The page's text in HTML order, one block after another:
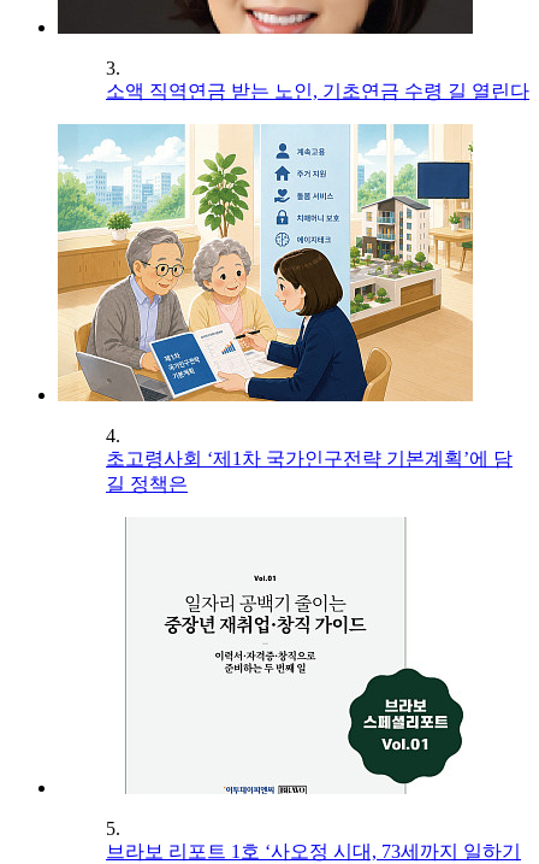
3.
소액 직역연금 받는 노인, 기초연금 수령 길 열린다
4.
초고령사회 ‘제1차 국가인구전략 기본계획’에 담
길 정책은
5.
브라보 리포트 1호 ‘사오정 시대, 73세까지 일하기